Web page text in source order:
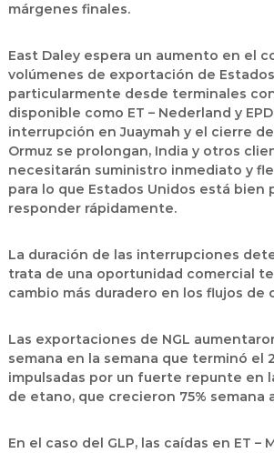
márgenes finales.
East Daley espera un aumento en el
volúmenes de exportación de
particularmente desde terminales
disponible como ET – Nederland y
interrupción en Juaymah y el cierre
Ormuz se prolongan, India y otros
necesitarán suministro inmediato y
para lo que Estados Unidos está bien
responder rápidamente.
La duración de las interrupciones
trata de una oportunidad comercial
cambio más duradero en los flujos de
Las exportaciones de NGL
semana en la semana que terminó el
impulsadas por un fuerte repunte en
de etano, que crecieron 75% semana
En el caso del GLP, las caídas en ET –